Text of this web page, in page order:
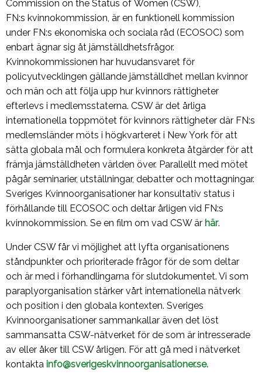
Commission on the Status of Women (CSW),
FN:s kvinnokommission, är en funktionell kommission
under FN:s ekonomiska och sociala råd (ECOSOC) som
enbart ägnar sig åt jämställdhetsfrågor.
Kvinnokommissionen har huvudansvaret för
policyutvecklingen gällande jämställdhet mellan kvinnor
och män och att följa upp hur kvinnors rättigheter
efterlevs i medlemsstaterna. CSW är det årliga
internationella toppmötet för kvinnors rättigheter där FN:s
medlemsländer möts i högkvarteret i New York för att
sätta globala mål och formulera konkreta åtgärder för att
främja jämställdheten världen över. Parallellt med mötet
pågår seminarier, utställningar, debatter och mottagningar.
Sveriges Kvinnoorganisationer har konsultativ status i
förhållande till ECOSOC och deltar årligen vid FN:s
kvinnokommission. Se en film om vad CSW är här.
Under CSW får vi möjlighet att lyfta organisationens
ståndpunkter och prioriterade frågor för de som deltar
och är med i förhandlingarna för slutdokumentet. Vi som
paraplyorganisation stärker vårt internationella nätverk
och position i den globala kontexten. Sveriges
Kvinnoorganisationer sammankallar även det löst
sammansatta CSW-nätverket för de som är intresserade
av eller åker till CSW årligen. För att gå med i nätverket
kontakta info@sverigeskvinnoorganisationer.se.